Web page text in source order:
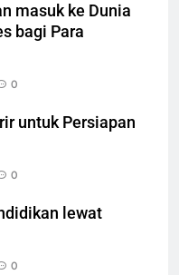
masuk ke Dunia
bagi Para
0
untuk Persiapan
0
lewat
0